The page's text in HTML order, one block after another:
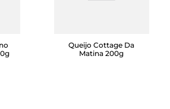
Queijo Cottage Da
Matina 200g